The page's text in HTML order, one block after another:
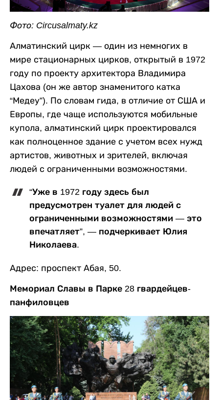
Фото: Circusalmaty.kz
Алматинский цирк — один из немногих в
мире стационарных цирков, открытый в 1972
году по проекту архитектора Владимира
Цахова (он же автор знаменитого катка
“Медеу”). По словам гида, в отличие от США и
Европы, где чаще используются мобильные
купола, алматинский цирк проектировался
как полноценное здание с учетом всех нужд
артистов, животных и зрителей, включая
людей с ограниченными возможностями.
“Уже в 1972 году здесь был
предусмотрен туалет для людей с
ограниченными возможностями — это
впечатляет”, — подчеркивает Юлия
Николаева.
Адрес: проспект Абая, 50.
Мемориал Славы в Парке 28 гвардейцев-
панфиловцев